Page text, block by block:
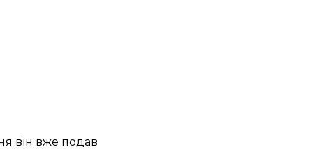
він вже подав